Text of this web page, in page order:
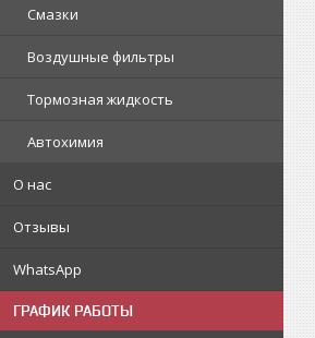
Смазки
Воздушные фильтры
Тормозная жидкость
Автохимия
О нас
Отзывы
WhatsApp
ГРАФИК РАБОТЫ